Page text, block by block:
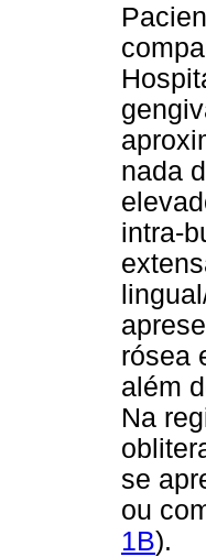
nada
intra-
rósea
além
Na
se
ou
1B).